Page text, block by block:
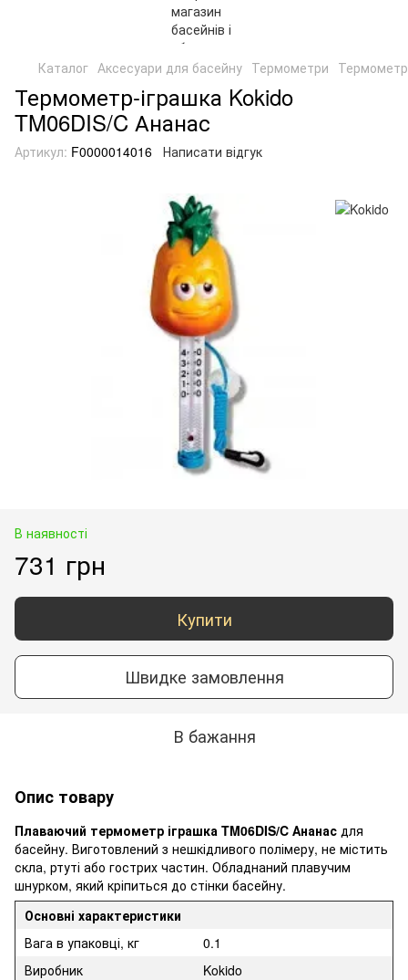
Каталог Аксесуари для басейну Термометри
Термометр-іграшка Kokido
TM06DIS/C Ананас
Артикул: F0000014016 Написати відгук
В наявності
731 грн
Купити
Швидке замовлення
В бажання
Опис товару
Плаваючий термометр іграшка TM06DIS/C Ананас для
басейну. Виготовлений з нешкідливого полімеру, не містить
скла, ртуті або гострих частин. Обладнаний плавучим
шнурком, який кріпиться до стінки басейну.
Основні характеристики
Вага в упаковці, кг
0.1
Виробник
Kokido